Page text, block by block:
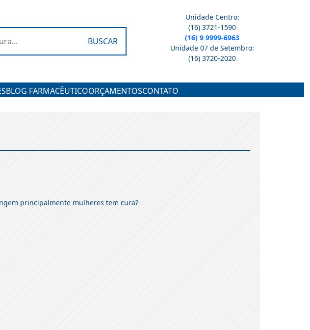
BUSCAR
Unidade Centro:
(16) 3721-1590
(16) 9 9999-6963
Unidade 07 de Setembro:
(16) 3720-2020
BLOG FARMACÊUTICOORÇAMENTOSCONTATO
principalmente mulheres tem cura?